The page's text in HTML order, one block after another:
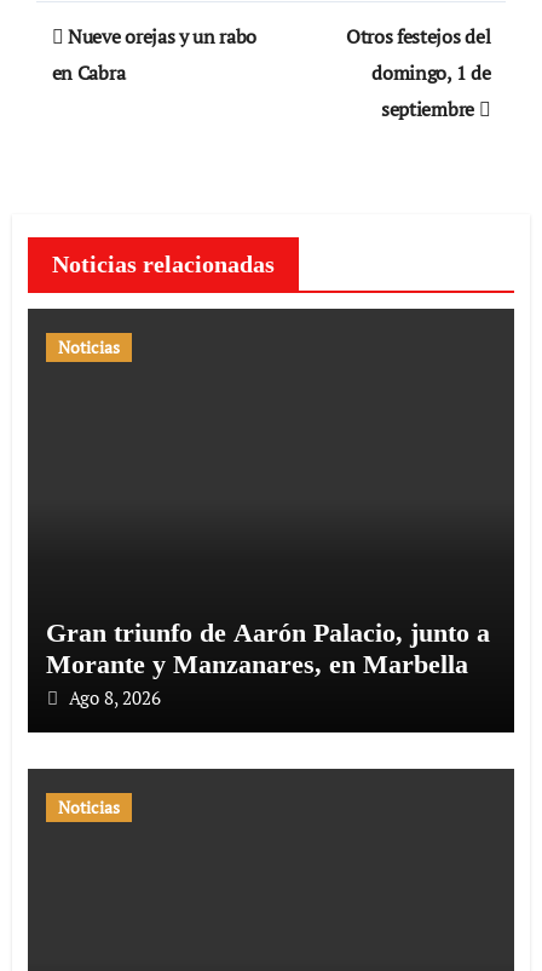
Navegación
de
Nueve orejas y un rabo
en Cabra
Otros festejos del
domingo, 1 de
septiembre
Noticias relacionadas
Noticias
Gran triunfo de Aarón Palacio, junto a
Morante y Manzanares, en Marbella
Ago 8, 2026
Noticias